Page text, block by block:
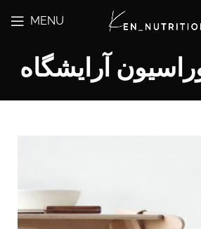
MENU
آرایشگاه